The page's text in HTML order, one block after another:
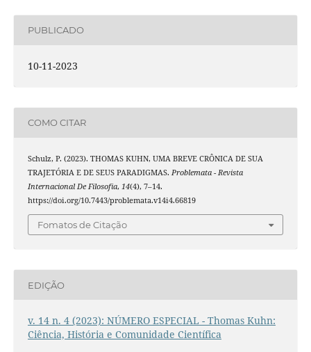
PUBLICADO
10-11-2023
COMO CITAR
Schulz, P. (2023). THOMAS KUHN, UMA BREVE CRÔNICA DE SUA
TRAJETÓRIA E DE SEUS PARADIGMAS. Problemata - Revista
Internacional De Filosofia, 14(4), 7–14.
https://doi.org/10.7443/problemata.v14i4.66819
Fomatos de Citação
EDIÇÃO
v. 14 n. 4 (2023): NÚMERO ESPECIAL - Thomas Kuhn:
Ciência, História e Comunidade Científica